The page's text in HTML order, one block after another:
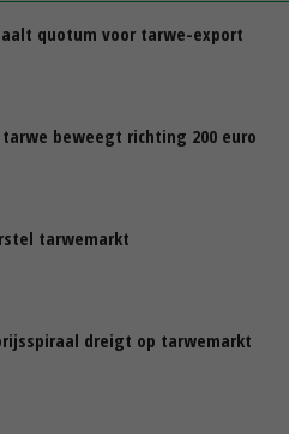
quotum voor tarwe-export
beweegt richting 200 euro
tarwemarkt
dreigt op tarwemarkt